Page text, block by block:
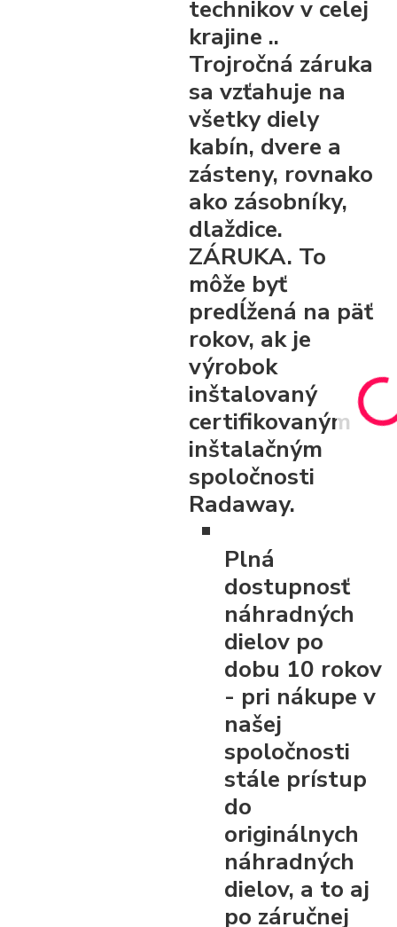
technikov v celej
krajine ..
Trojročná záruka
sa vzťahuje na
všetky diely
kabín, dvere a
zásteny, rovnako
ako zásobníky,
dlaždice.
ZÁRUKA. To
môže byť
predĺžená na päť
rokov, ak je
výrobok
inštalovaný
certifikovaným
inštalačným
spoločnosti
Radaway.
Plná
dostupnosť
náhradných
dielov po
dobu 10 rokov
- pri nákupe v
našej
spoločnosti
stále prístup
do
originálnych
náhradných
dielov, a to aj
po záručnej